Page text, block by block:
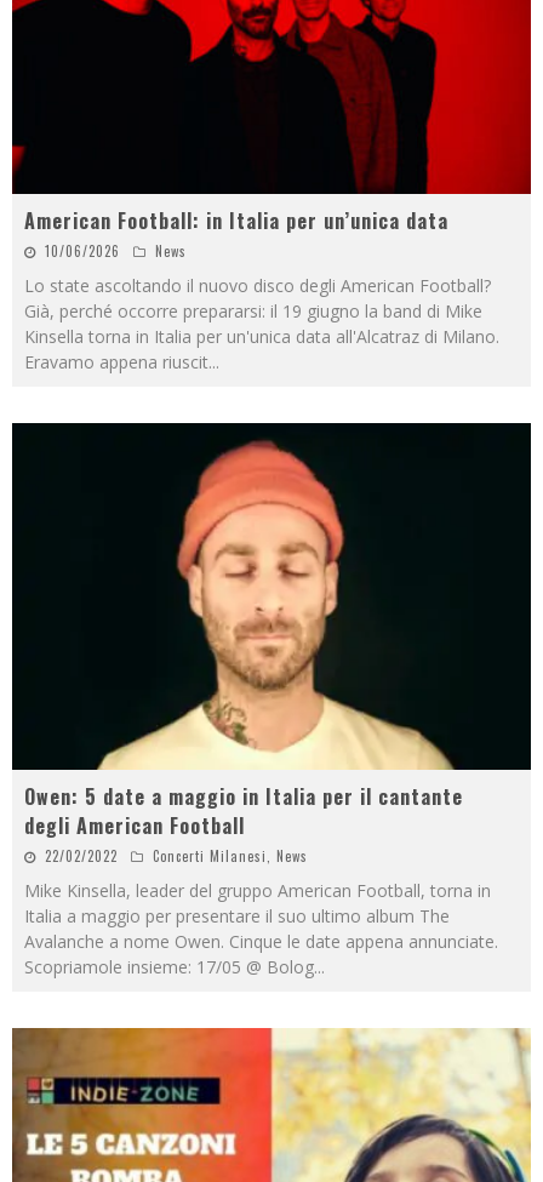
American Football: in Italia per un’unica data
10/06/2026 News
Lo state ascoltando il nuovo disco degli American Football?
Già, perché occorre prepararsi: il 19 giugno la band di Mike
Kinsella torna in Italia per un'unica data all'Alcatraz di Milano.
Eravamo appena riuscit...
Owen: 5 date a maggio in Italia per il cantante
degli American Football
22/02/2022 Concerti Milanesi News
Mike Kinsella, leader del gruppo American Football, torna in
Italia a maggio per presentare il suo ultimo album The
Avalanche a nome Owen. Cinque le date appena annunciate.
Scopriamole insieme: 17/05 @ Bolog...